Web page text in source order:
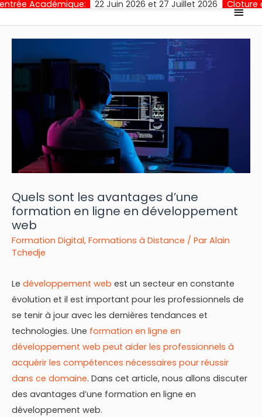
22 Juin 2026 et 27 Juillet 2026 Cloture des
Quels sont les avantages d’une
formation en ligne en développement
web
Formation Digital, Formations à Distance / Par Alain
Tchedje
Le développement web est un secteur en constante
évolution et il est important pour les professionnels de
se tenir à jour avec les dernières tendances et
technologies. Une formation en ligne en
développement web peut aider les professionnels à
acquérir les compétences nécessaires pour réussir
dans ce domaine. Dans cet article, nous allons discuter
des avantages d’une formation en ligne en
développement web.